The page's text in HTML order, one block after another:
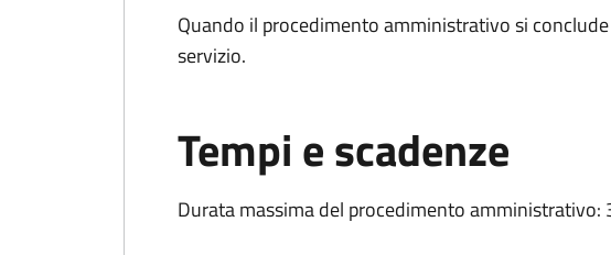
Quando il procedimento amministrativo si
servizio.
Tempi e scadenze
Durata massima del procedimento amministrativo: